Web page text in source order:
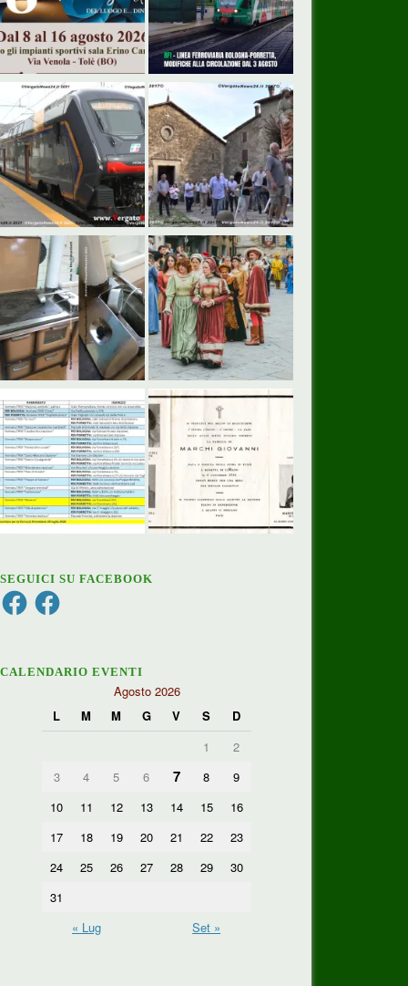
SEGUICI SU FACEBOOK
FacebookFacebook
CALENDARIO EVENTI
Agosto 2026
L
M M G V S
D
1
2
3
4 5 6 7 8
9
10
11 12 13 14 15
16
17
18 19 20 21 22
23
24
25 26 27 28 29
30
31
« Lug
Set »